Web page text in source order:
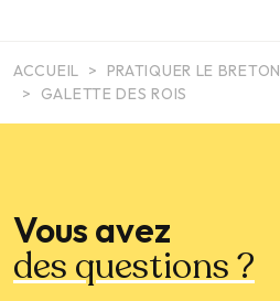
ACCUEIL PRATIQUER LE BRETON
GALETTE DES ROIS
Vous avez
des questions ?